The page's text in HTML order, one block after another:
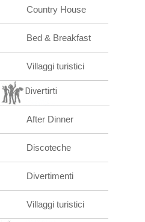
Country House
Bed & Breakfast
Villaggi turistici
Divertirti
After Dinner
Discoteche
Divertimenti
Villaggi turistici